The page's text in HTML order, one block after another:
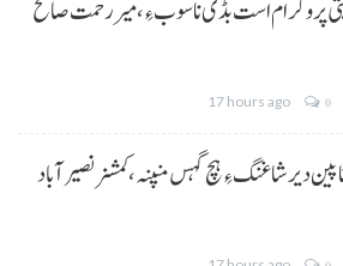
پروگرام است بڈی نا سوب ءِ،میر رحمت صالح
17 hours ago 0
پین دیر شاغنگ ءِ ہچ گہس منپنہ،کمشنر نصیرآباد